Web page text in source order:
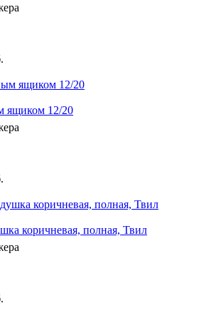
ящиком 12/20
коричневая, полная, Твил